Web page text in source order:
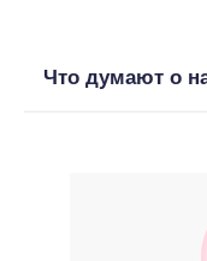
Что думают о